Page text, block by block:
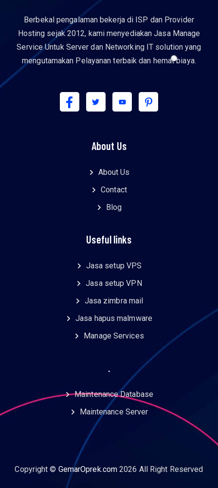
Berbekal pengalaman bekerja di ISP dan Provider
Hosting sejak 2012, kami menyediakan Jasa Manage
Service Untuk Server dan Networking IT solution yang
mengutamakan Pelayanan terbaik dan hemat biaya.
About Us
About Us
Contact
Blog
Useful links
Jasa setup VPS
Jasa setup VPN
Jasa zimbra mail
Jasa hapus malmware
Manage Services
.
Maintenance Database
Maintenance Server
Copyright © GemarOprek.com 2026 All Right Reserved